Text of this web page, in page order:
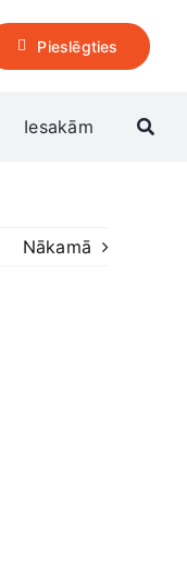
Pieslēgties
Iesakām
Nākamā